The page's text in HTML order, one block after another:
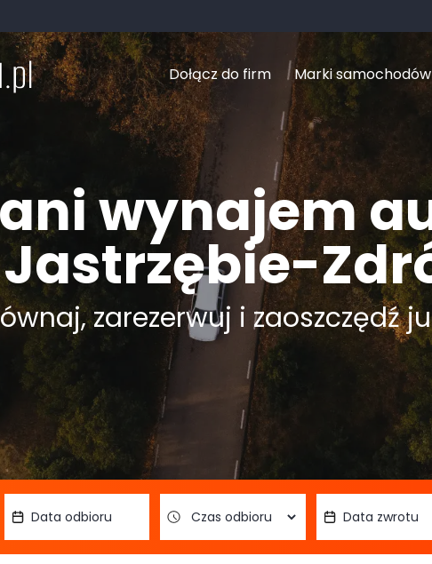
Dołącz do firm Marki samochodów
wynajem
Jastrzębie-
zarezerwuj i zaoszczędź